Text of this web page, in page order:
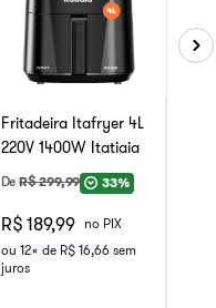
Fritadeira Itafryer 4L
220V 1400W Itatiaia
DeR$299,99 33%
R$ 189,99
no PIX
ou 12x de R$ 16,66 sem
juros